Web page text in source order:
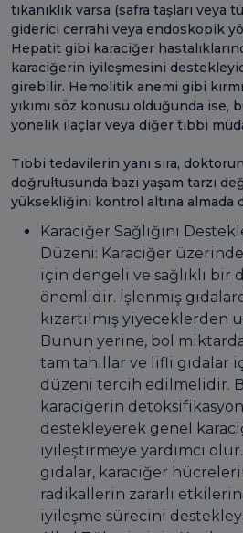
tıkanıklık varsa (safra taşları veya
giderici cerrahi veya endoskopik
Hepatit gibi karaciğer
karaciğerin iyileşmesini
girebilir. Hemolitik anemi gibi
yıkımı söz konusu olduğunda ise,
yönelik ilaçlar veya diğer tıbbi
Tıbbi tedavilerin yanı sıra,
doğrultusunda bazı yaşam tarzı
yüksekliğini kontrol altına almada
Karaciğer Sağlığını
Düzeni: Karaciğer
için dengeli ve sağlıklı bir
önemlidir. İşlenmiş
kızartılmış yiyeceklerden
Bunun yerine, bol
tam tahıllar ve lifli gıdalar
düzeni tercih edilmelidir.
karaciğerin
destekleyerek genel
iyileştirmeye yardımcı
gıdalar, karaciğer
radikallerin zararlı
iyileşme sürecini